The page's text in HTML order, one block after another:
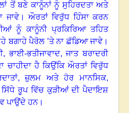
ਤੋਂ ਬਣੇ ਕਾਨੂੰਨਾਂ ਨੂੰ ਸੁਹਿਰਦਤਾ ਅਤੇ
ਜਾਵੇ। ਔਰਤਾਂ ਵਿਰੁੱਧ ਹਿੰਸਾ ਕਰਨ
ਨੂੰ ਕਾਨੂੰਨੀ ਪ੍ਰਕਿਰਿਆ ਤਹਿਤ
ਬਗਾਹੇ ਪੈਰੋਲ ’ਤੇ ਨਾ ਛੱਡਿਆ ਜਾਵੇ।
,ਭਾਈ-ਭਤੀਜਾਵਾਦ,ਜਾਤ ਬਰਾਦਰੀ
ਹੈ ਕਿਉਂਕਿ ਔਰਤਾਂ ਵਿਰੁੱਧ
,ਜ਼ੁਲਮ ਅਤੇ ਹੋਰ ਮਾਨਸਿਕ,
ਰੂਪ ਵਿੱਚ ਕੁੜੀਆਂ ਦੀ ਪੈਦਾਇਸ਼
ਪਾਉਂਦੇ ਹਨ।